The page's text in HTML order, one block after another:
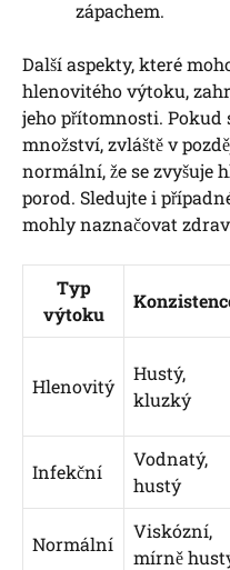
zápachem.
Další aspekty, které
hlenovitého výtoku,
jeho přítomnosti. Pokud
množství, zvláště v
normální, že se zvyšuje
porod. Sledujte i
mohly naznačovat
Typ
výtoku
Hlenovitý
Hustý,
kluzký
Infekční
Vodnatý,
hustý
Normální
Viskózní,
mírně